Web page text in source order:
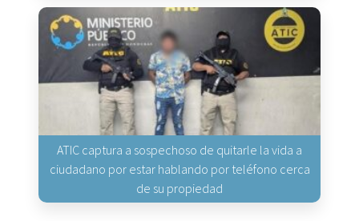
ATIC captura a sospechoso de quitarle la vida a
ciudadano por estar hablando por teléfono cerca
de su propiedad